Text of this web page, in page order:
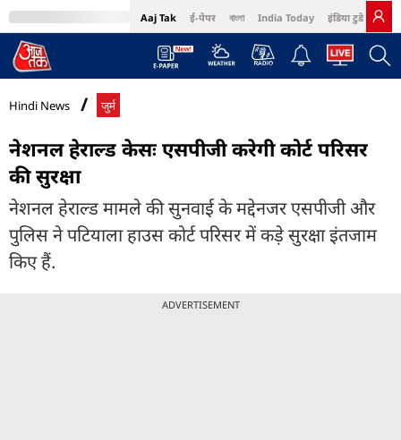
Aaj Tak ई-पेपर বাংলা India Today इंडिया टुडे हिंदी
MumbaiTak Cosmopolitan Harper's Bazaar Northeast
Hindi News जुर्म
नेशनल हेराल्ड केसः एसपीजी करेगी कोर्ट परिसर
की सुरक्षा
नेशनल हेराल्ड मामले की सुनवाई के मद्देनजर एसपीजी और
पुलिस ने पटियाला हाउस कोर्ट परिसर में कड़े सुरक्षा इंतजाम
किए हैं.
ADVERTISEMENT